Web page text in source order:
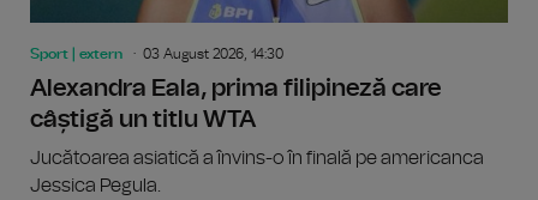
Sport | extern 03 August 2026, 14:30
Alexandra Eala, prima filipineză care
câștigă un titlu WTA
Jucătoarea asiatică a învins-o în finală pe americanca
Jessica Pegula.